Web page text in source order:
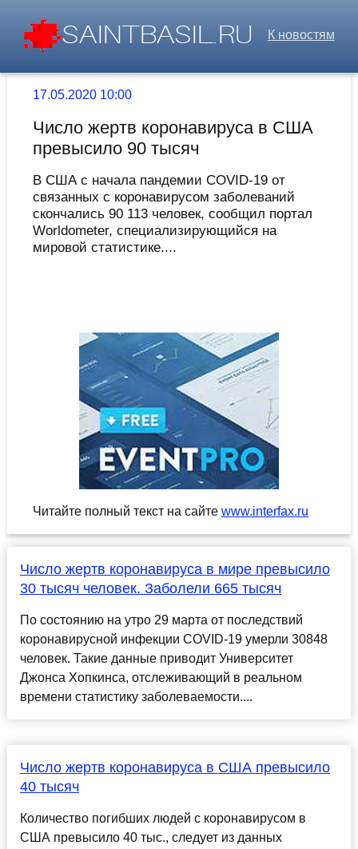
К новостям
17.05.2020 10:00
Число жертв коронавируса в США
превысило 90 тысяч
В США с начала пандемии COVID-19 от
связанных с коронавирусом заболеваний
скончались 90 113 человек, сообщил портал
Worldometer, специализирующийся на
мировой статистике....
Читайте полный текст на сайте www.interfax.ru
Число жертв коронавируса в мире превысило
30 тысяч человек. Заболели 665 тысяч
По состоянию на утро 29 марта от последствий
коронавирусной инфекции COVID-19 умерли 30848
человек. Такие данные приводит Университет
Джонса Хопкинса, отслеживающий в реальном
времени статистику заболеваемости....
Число жертв коронавируса в США превысило
40 тысяч
Количество погибших людей с коронавирусом в
США превысило 40 тыс., следует из данных